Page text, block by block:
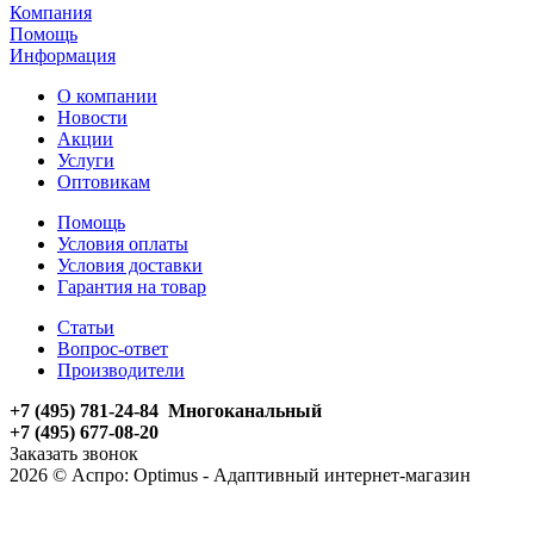
Компания
Помощь
Информация
О компании
Новости
Акции
Услуги
Оптовикам
Помощь
Условия оплаты
Условия доставки
Гарантия на товар
Статьи
Вопрос-ответ
Производители
+7 (495) 781-24-84 Многоканальный
+7 (495) 677-08-20
Заказать звонок
2026 © Аспро: Optimus - Адаптивный интернет-магазин